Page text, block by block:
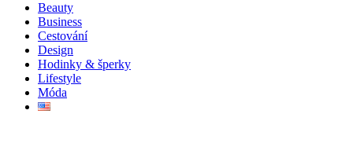
Beauty
Business
Cestování
Design
Hodinky & šperky
Lifestyle
Móda